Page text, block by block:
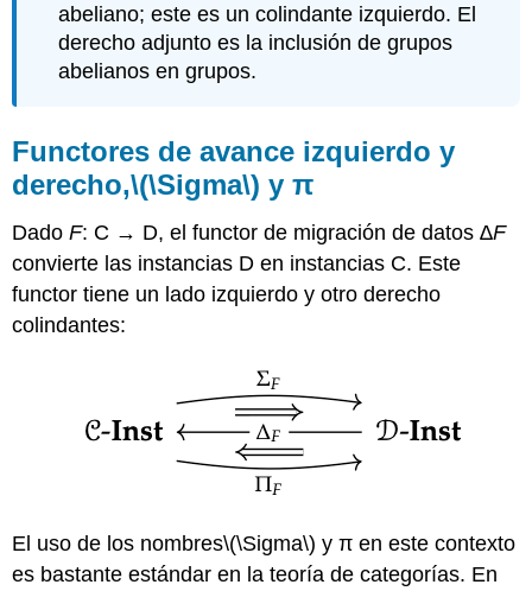
abeliano; este es un colindante izquierdo. El
derecho adjunto es la inclusión de grupos
abelianos en grupos.
Functores de avance izquierdo y
derecho,\(\Sigma\) y π
DadoF: C → D, el functor de migración de datos∆F
convierte las instancias D en instancias C. Este
functor tiene un lado izquierdo y otro derecho
colindantes:
El uso de los nombres\(\Sigma\) y π en este contexto
es bastante estándar en la teoría de categorías. En